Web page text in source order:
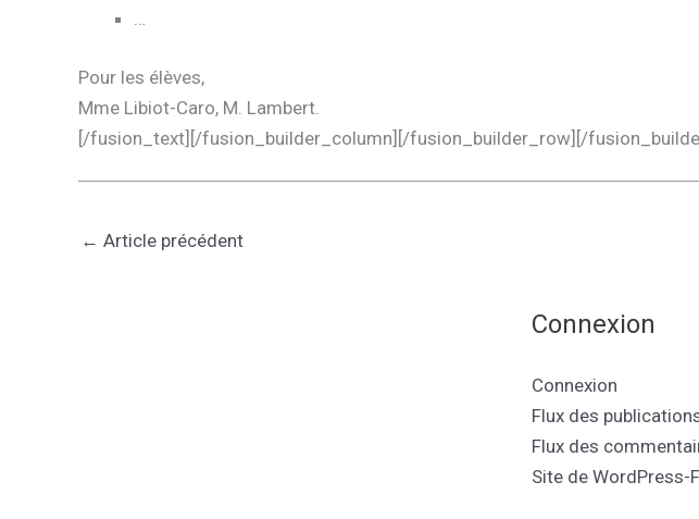
…
Pour les élèves,
Mme Libiot-Caro, M. Lambert.
[/fusion_text][/fusion_builder_column][/fusion_builder_row][/
← Article précédent
Connexion
Connexion
Flux des
Flux des
Site de WordPress-